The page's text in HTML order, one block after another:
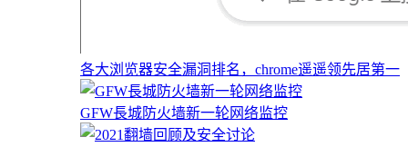
各大浏览器安全漏洞排名，chrome遥遥领先居第一
GFW長城防火墙新一轮网络监控